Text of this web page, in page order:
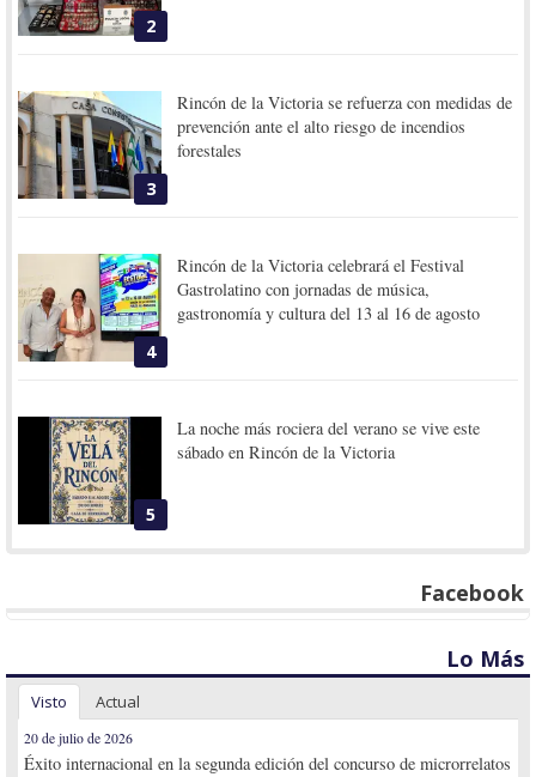
2
3
Rincón de la Victoria se refuerza con medidas de
prevención ante el alto riesgo de incendios
forestales
4
Rincón de la Victoria celebrará el Festival
Gastrolatino con jornadas de música,
gastronomía y cultura del 13 al 16 de agosto
5
La noche más rociera del verano se vive este
sábado en Rincón de la Victoria
Facebook
Lo Más
Visto Actual
20 de julio de 2026
Éxito internacional en la segunda edición del concurso de microrrelatos